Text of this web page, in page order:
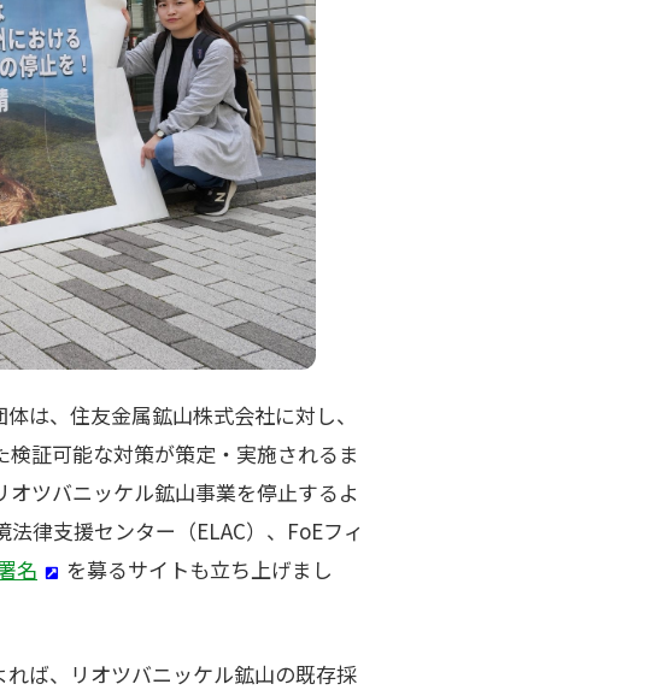
は、住友金属鉱山株式会社に対し、
証可能な対策が策定・実施されるま
ツバニッケル鉱山事業を停止するよ
律支援センター（ELAC）、FoEフィ
名
を募るサイトも立ち上げまし
れば、リオツバニッケル鉱山の既存採